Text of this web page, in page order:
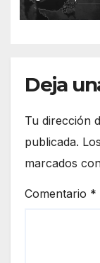
norte
mayor
Deja
Tu dirección
publicada.
marcados
Comentario *